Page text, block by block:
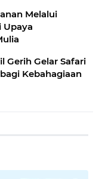
Melalui
Upaya
Gerih Gelar Safari
Kebahagiaan